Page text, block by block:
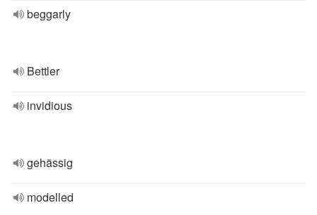
beggarly
Bettler
invidious
gehässig
modelled